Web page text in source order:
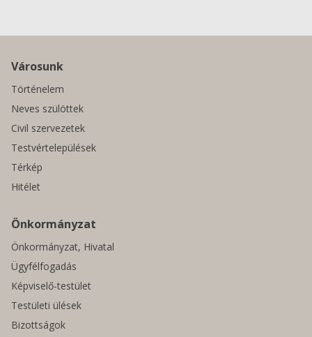
Városunk
Történelem
Neves szülöttek
Civil szervezetek
Testvértelepülések
Térkép
Hitélet
Önkormányzat
Önkormányzat, Hivatal
Ügyfélfogadás
Képviselő-testület
Testületi ülések
Bizottságok